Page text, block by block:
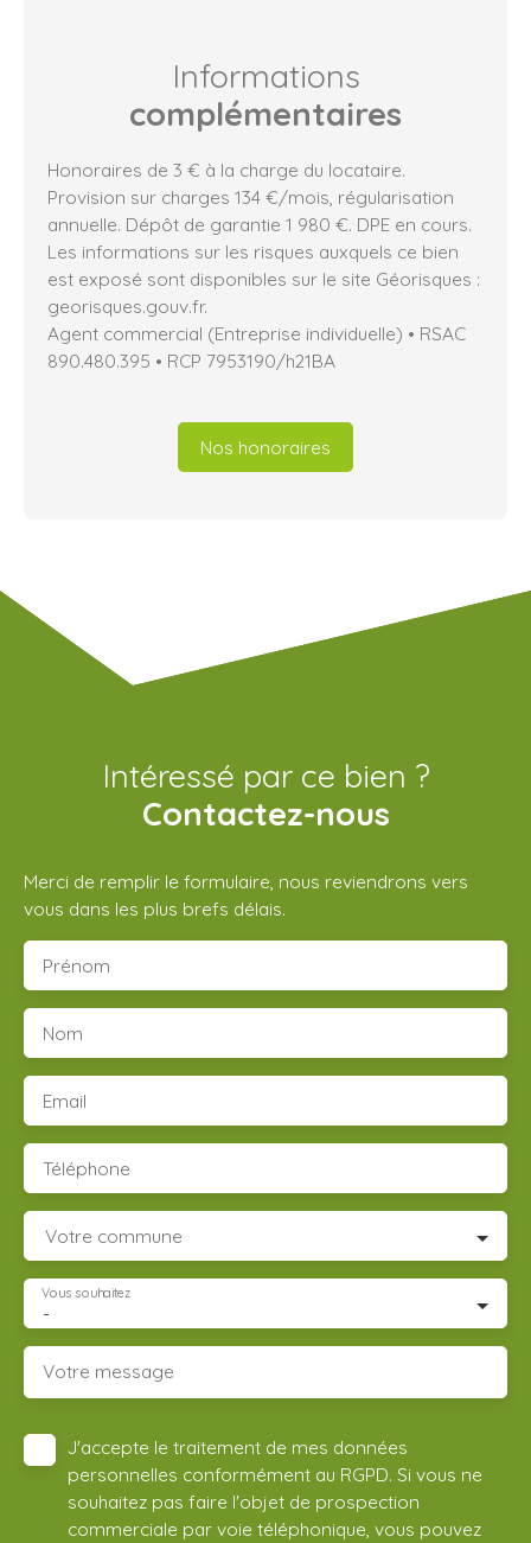
Informations
complémentaires
Honoraires de 3 € à la charge du locataire.
Provision sur charges 134 €/mois, régularisation
annuelle. Dépôt de garantie 1 980 €. DPE en cours.
Les informations sur les risques auxquels ce bien
est exposé sont disponibles sur le site Géorisques :
georisques.gouv.fr.
Agent commercial (Entreprise individuelle) • RSAC
890.480.395 • RCP 7953190/h21BA
Nos honoraires
Intéressé par ce bien ?
Contactez-nous
Merci de remplir le formulaire, nous reviendrons vers
vous dans les plus brefs délais.
Prénom
Nom
Email
Téléphone
Votre commune
-
Vous souhaitez
Votre message
J'accepte le traitement de mes données
personnelles conformément au RGPD. Si vous ne
souhaitez pas faire l'objet de prospection
commerciale par voie téléphonique, vous pouvez